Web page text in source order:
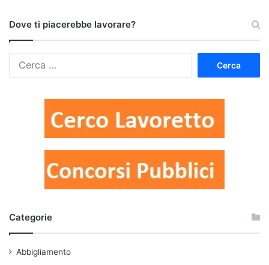
Dove ti piacerebbe lavorare?
Categorie
Abbigliamento